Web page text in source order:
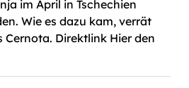
im April in Tschechien
Wie es dazu kam, verrät
Direktlink Hier den